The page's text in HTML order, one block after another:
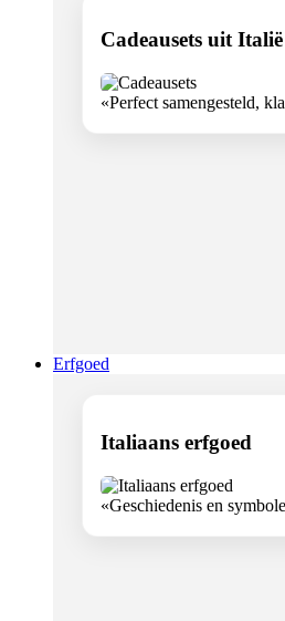
Cadeausets uit Italië
«Perfect samengesteld,
Erfgoed
Italiaans erfgoed
«Geschiedenis en